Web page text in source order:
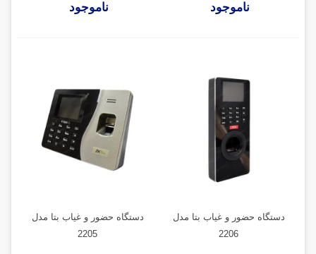
ناموجود ناموجود
دستگاه حضور و غیاب بتا مدل
2206
دستگاه حضور و غیاب بتا مدل
2205